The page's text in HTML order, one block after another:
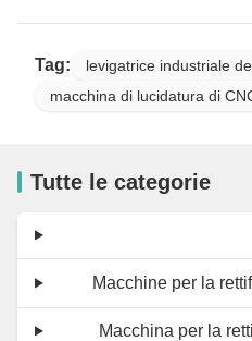
Tag:
levigatrice industriale
macchina di lucidatura di
Tutte le categorie
Macchine per la
Macchina per la